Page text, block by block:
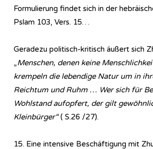
Formulierung findet sich in der
Pslam 103, Vers. 15…
Geradezu politisch-kritisch äußert sich
„Menschen, denen keine
krempeln die lebendige Natur um in
Reichtum und Ruhm … Wer sich für
Wohlstand aufopfert, der gilt
Kleinbürger“( S.26 /27).
15. Eine intensive Beschäftigung mit